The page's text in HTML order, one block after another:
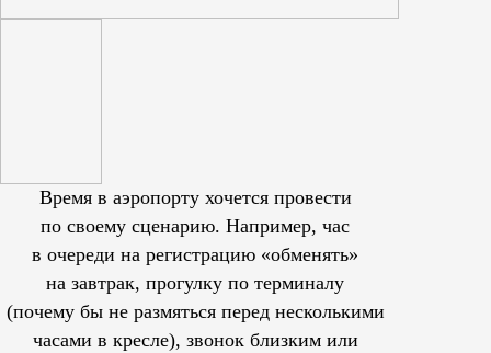
Время в аэропорту хочется провести
по своему сценарию. Например, час
в очереди на регистрацию «обменять»
на завтрак, прогулку по терминалу
(почему бы не размяться перед несколькими
часами в кресле), звонок близким или